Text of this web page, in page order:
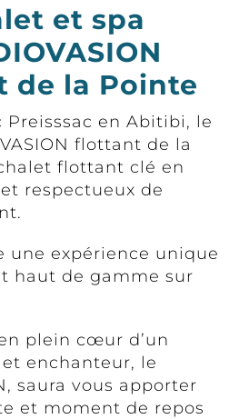
et spa
de la Pointe
Preisssac en Abitibi, le
flottant de la
flottant clé en
respectueux de
une expérience unique
haut de gamme sur
plein cœur d’un
enchanteur, le
saura vous apporter
et moment de repos